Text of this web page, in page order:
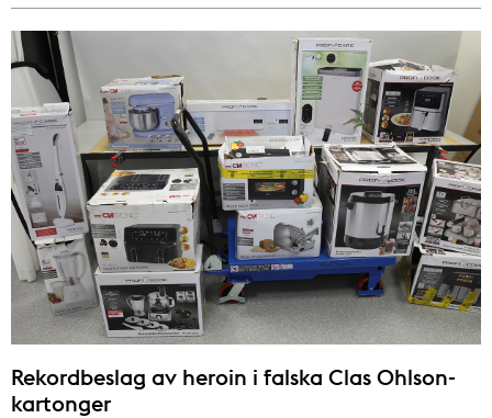
Rekordbeslag av heroin i falska Clas Ohlson-
kartonger